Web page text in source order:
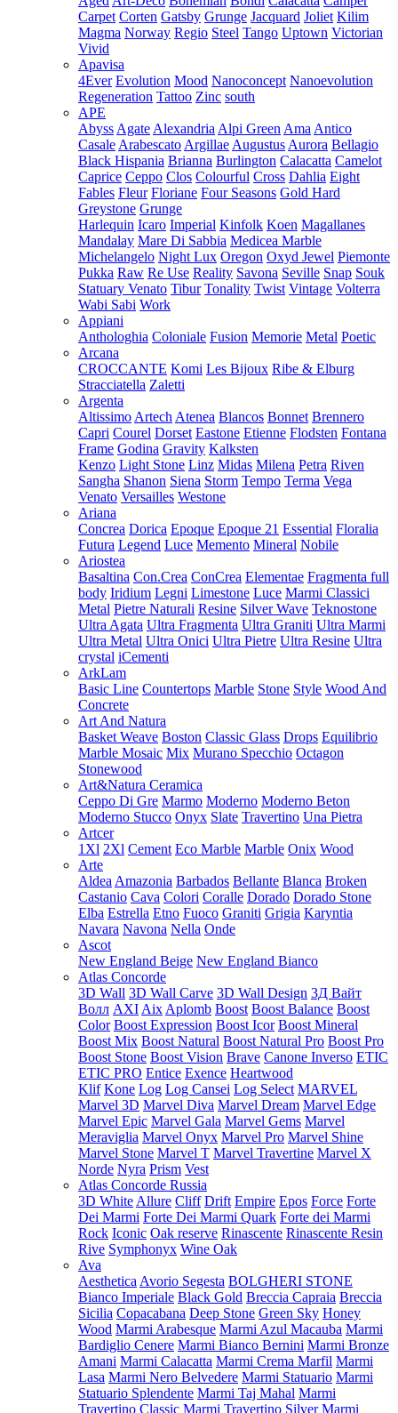
Carpet Corten Gatsby Grunge Jacquard Joliet Kilim
Magma Norway Regio Steel Tango Uptown Victorian
Vivid
Apavisa
4Ever Evolution Mood Nanoconcept Nanoevolution
Regeneration Tattoo Zinc south
APE
Abyss Agate Alexandria Alpi Green Ama Antico
Casale Arabescato Argillae Augustus Aurora Bellagio
Black Hispania Brianna Burlington Calacatta Camelot
Caprice Ceppo Clos Colourful Cross Dahlia Eight
Fables Fleur Floriane Four Seasons Gold Hard
Greystone Grunge
Harlequin Icaro Imperial Kinfolk Koen Magallanes
Mandalay Mare Di Sabbia Medicea Marble
Michelangelo Night Lux Oregon Oxyd Jewel Piemonte
Pukka Raw Re Use Reality Savona Seville Snap Souk
Statuary Venato Tibur Tonality Twist Vintage Volterra
Wabi Sabi Work
Appiani
Anthologhia Coloniale Fusion Memorie Metal Poetic
Arcana
CROCCANTE Komi Les Bijoux Ribe & Elburg
Stracciatella Zaletti
Argenta
Altissimo Artech Atenea Blancos Bonnet Brennero
Capri Courel Dorset Eastone Etienne Flodsten Fontana
Frame Godina Gravity Kalksten
Kenzo Light Stone Linz Midas Milena Petra Riven
Sangha Shanon Siena Storm Tempo Terma Vega
Venato Versailles Westone
Ariana
Concrea Dorica Epoque Epoque 21 Essential Floralia
Futura Legend Luce Memento Mineral Nobile
Ariostea
Basaltina Con.Crea ConCrea Elementae Fragmenta full
body Iridium Legni Limestone Luce Marmi Classici
Metal Pietre Naturali Resine Silver Wave Teknostone
Ultra Agata Ultra Fragmenta Ultra Graniti Ultra Marmi
Ultra Metal Ultra Onici Ultra Pietre Ultra Resine Ultra
crystal iCementi
ArkLam
Basic Line Countertops Marble Stone Style Wood And
Concrete
Art And Natura
Basket Weave Boston Classic Glass Drops Equilibrio
Marble Mosaic Mix Murano Specchio Octagon
Stonewood
Art&Natura Ceramica
Ceppo Di Gre Marmo Moderno Moderno Beton
Moderno Stucco Onyx Slate Travertino Una Pietra
Artcer
1Xl 2Xl Cement Eco Marble Marble Onix Wood
Arte
Aldea Amazonia Barbados Bellante Blanca Broken
Castanio Cava Colori Coralle Dorado Dorado Stone
Elba Estrella Etno Fuoco Graniti Grigia Karyntia
Navara Navona Nella Onde
Ascot
New England Beige New England Bianco
Atlas Concorde
3D Wall 3D Wall Carve 3D Wall Design 3Д Вайт
Волл AXI Aix Aplomb Boost Boost Balance Boost
Color Boost Expression Boost Icor Boost Mineral
Boost Mix Boost Natural Boost Natural Pro Boost Pro
Boost Stone Boost Vision Brave Canone Inverso ETIC
ETIC PRO Entice Exence Heartwood
Klif Kone Log Log Cansei Log Select MARVEL
Marvel 3D Marvel Diva Marvel Dream Marvel Edge
Marvel Epic Marvel Gala Marvel Gems Marvel
Meraviglia Marvel Onyx Marvel Pro Marvel Shine
Marvel Stone Marvel T Marvel Travertine Marvel X
Norde Nyra Prism Vest
Atlas Concorde Russia
3D White Allure Cliff Drift Empire Epos Force Forte
Dei Marmi Forte Dei Marmi Quark Forte dei Marmi
Rock Iconic Oak reserve Rinascente Rinascente Resin
Rive Symphonyx Wine Oak
Ava
Aesthetica Avorio Segesta BOLGHERI STONE
Bianco Imperiale Black Gold Breccia Capraia Breccia
Sicilia Copacabana Deep Stone Green Sky Honey
Wood Marmi Arabesque Marmi Azul Macauba Marmi
Bardiglio Cenere Marmi Bianco Bernini Marmi Bronze
Amani Marmi Calacatta Marmi Crema Marfil Marmi
Lasa Marmi Nero Belvedere Marmi Statuario Marmi
Statuario Splendente Marmi Taj Mahal Marmi
Travertino Classic Marmi Travertino Silver Marmi